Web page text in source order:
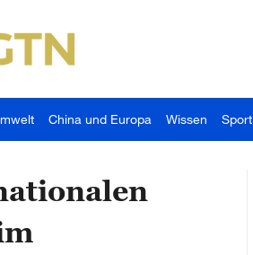
China und Europa Wissen Sport